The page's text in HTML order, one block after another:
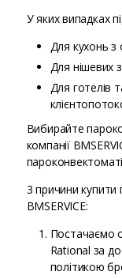
У яких випадках
Для кухонь
Для нішевих
Для готелів
Вибирайте
компанії
3 причини купити
BMSERVICE:
Постачаємо
Rational за
політикою